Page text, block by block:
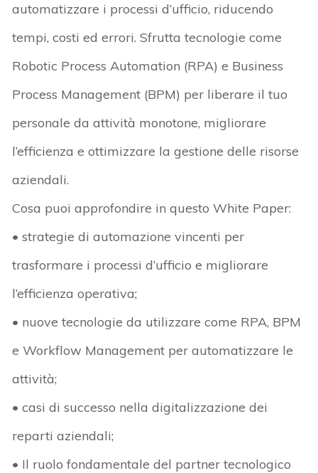
automatizzare i processi d’ufficio, riducendo
tempi, costi ed errori. Sfrutta tecnologie come
Robotic Process Automation (RPA) e Business
Process Management (BPM) per liberare il tuo
personale da attività monotone, migliorare
l’efficienza e ottimizzare la gestione delle risorse
aziendali.
Cosa puoi approfondire in questo White Paper:
• strategie di automazione vincenti per
trasformare i processi d’ufficio e migliorare
l’efficienza operativa;
• nuove tecnologie da utilizzare come RPA, BPM
e Workflow Management per automatizzare le
attività;
• casi di successo nella digitalizzazione dei
reparti aziendali;
• Il ruolo fondamentale del partner tecnologico